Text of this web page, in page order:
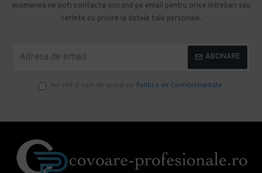
asemenea ne poti contacta oricand pe email pentru orice intrebari sau
cerinte cu privire la datele tale personale.
ABONARE
Am citit şi sunt de acord cu Politica de Confidentialitate